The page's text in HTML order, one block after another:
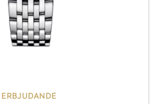
ERBJUDANDE